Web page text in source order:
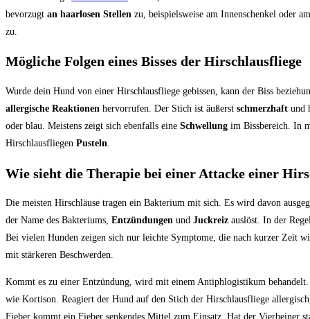
bevorzugt an haarlosen Stellen zu, beispielsweise am Innenschenkel oder
zu.
Mögliche Folgen eines Bisses der Hirschlausfliege
Wurde dein Hund von einer Hirschlausfliege gebissen, kann der Biss
allergische Reaktionen hervorrufen. Der Stich ist äußerst schmerzhaft und
oder blau. Meistens zeigt sich ebenfalls eine Schwellung im Bissbereich. In
Hirschlausfliegen Pusteln
Wie sieht die Therapie bei einer Attacke einer
Die meisten Hirschläuse tragen ein Bakterium mit sich. Es wird davon
der Name des Bakteriums, Entzündungen und Juckreiz auslöst. In der
Bei vielen Hunden zeigen sich nur leichte Symptome, die nach kurzer Zeit
mit stärkeren Beschwerden.
Kommt es zu einer Entzündung, wird mit einem Antiphlogistikum
wie Kortison. Reagiert der Hund auf den Stich der Hirschlausfliege
Fieber kommt ein Fieber senkendes Mittel zum Einsatz. Hat der Vierbeiner